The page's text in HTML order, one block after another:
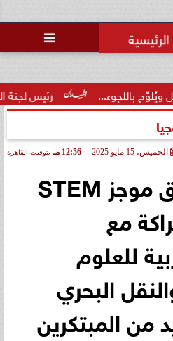

رئيس لجنة الحكام:
الخميس، 15 مايو 2025 12:56 مـ بتوقيت القاهرة
تيك توك تطلق موجز STEM
مع
للعلوم
البحري
من المبتكرين